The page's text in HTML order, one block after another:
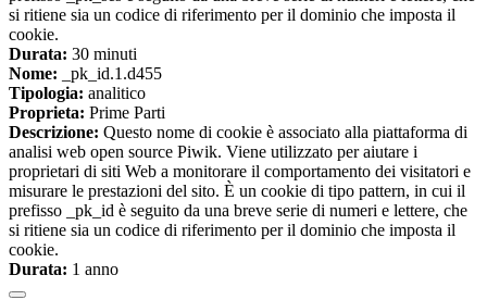
si ritiene sia un codice di riferimento per il dominio che imposta il
cookie.
Durata: 30 minuti
Nome: _pk_id.1.d455
Tipologia: analitico
Proprieta: Prime Parti
Descrizione: Questo nome di cookie è associato alla piattaforma di
analisi web open source Piwik. Viene utilizzato per aiutare i
proprietari di siti Web a monitorare il comportamento dei visitatori e
misurare le prestazioni del sito. È un cookie di tipo pattern, in cui il
prefisso _pk_id è seguito da una breve serie di numeri e lettere, che
si ritiene sia un codice di riferimento per il dominio che imposta il
cookie.
Durata: 1 anno